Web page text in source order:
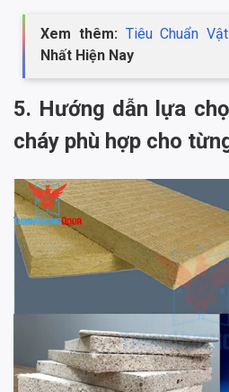
Xem thêm: Tiêu Chuẩn
Nhất Hiện Nay
5. Hướng dẫn lựa
cháy phù hợp cho